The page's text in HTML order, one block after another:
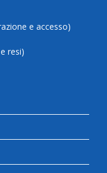
e accesso)
resi)